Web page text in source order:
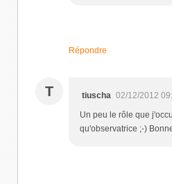
Répondre
T tiuscha 02/12/2012
Un peu le rôle que
qu'observatrice ;-)